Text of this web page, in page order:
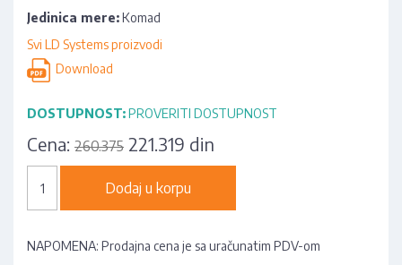
Jedinica mere:Komad
Svi LD Systems proizvodi
Download
DOSTUPNOST:PROVERITI DOSTUPNOST
Cena: 260.375 221.319 din
Dodaj u korpu
NAPOMENA: Prodajna cena je sa uračunatim PDV-om